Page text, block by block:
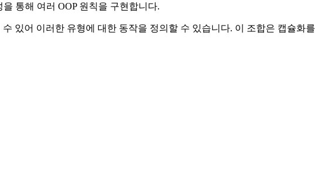
통해 여러 OOP 원칙을 구현합니다.
있어 이러한 유형에 대한 동작을 정의할 수 있습니다. 이 조합은 캡슐화를